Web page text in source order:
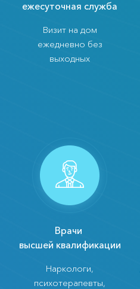
ежесуточная служба
Визит на дом
ежедневно без
выходных
Врачи
высшей квалификации
Наркологи,
психотерапевты,